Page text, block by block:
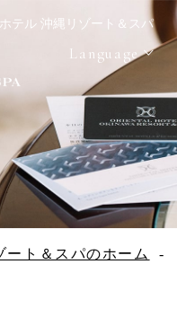
テル 沖縄リゾート＆スパ
Language
索
レンタカー
＋宿泊予約
ト＆スパのホーム